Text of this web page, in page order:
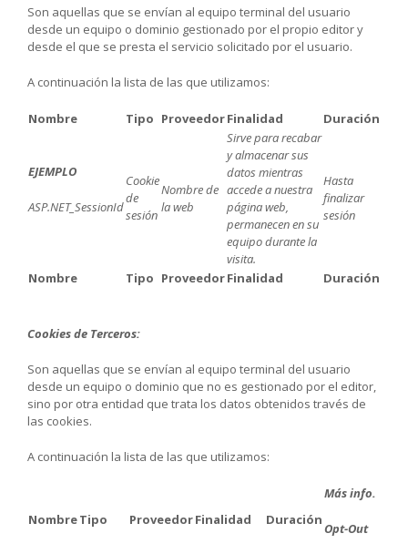
Son aquellas que se envían al equipo terminal del usuario
desde un equipo o dominio gestionado por el propio editor y
desde el que se presta el servicio solicitado por el usuario.
A continuación la lista de las que utilizamos:
Nombre Tipo ProveedorFinalidad Duración
EJEMPLO
ASP.NET_SessionId
Cookie
de
sesión
Nombre de
la web
Sirve para recabar
y almacenar sus
datos mientras
accede a nuestra
página web,
permanecen en su
equipo durante la
visita.
Hasta
finalizar
sesión
Nombre Tipo ProveedorFinalidad Duración
Cookies de Terceros:
Son aquellas que se envían al equipo terminal del usuario
desde un equipo o dominio que no es gestionado por el editor,
sino por otra entidad que trata los datos obtenidos través de
las cookies.
A continuación la lista de las que utilizamos:
NombreTipo ProveedorFinalidad Duración
Más info.
Opt-Out